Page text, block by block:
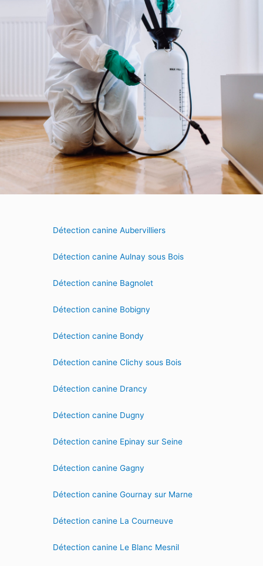
Détection canine Aubervilliers
Détection canine Aulnay sous Bois
Détection canine Bagnolet
Détection canine Bobigny
Détection canine Bondy
Détection canine Clichy sous Bois
Détection canine Drancy
Détection canine Dugny
Détection canine Epinay sur Seine
Détection canine Gagny
Détection canine Gournay sur Marne
Détection canine La Courneuve
Détection canine Le Blanc Mesnil